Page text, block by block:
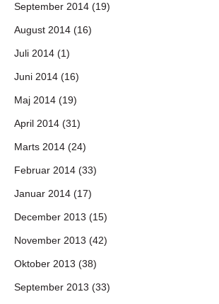
September 2014 (19)
August 2014 (16)
Juli 2014 (1)
Juni 2014 (16)
Maj 2014 (19)
April 2014 (31)
Marts 2014 (24)
Februar 2014 (33)
Januar 2014 (17)
December 2013 (15)
November 2013 (42)
Oktober 2013 (38)
September 2013 (33)